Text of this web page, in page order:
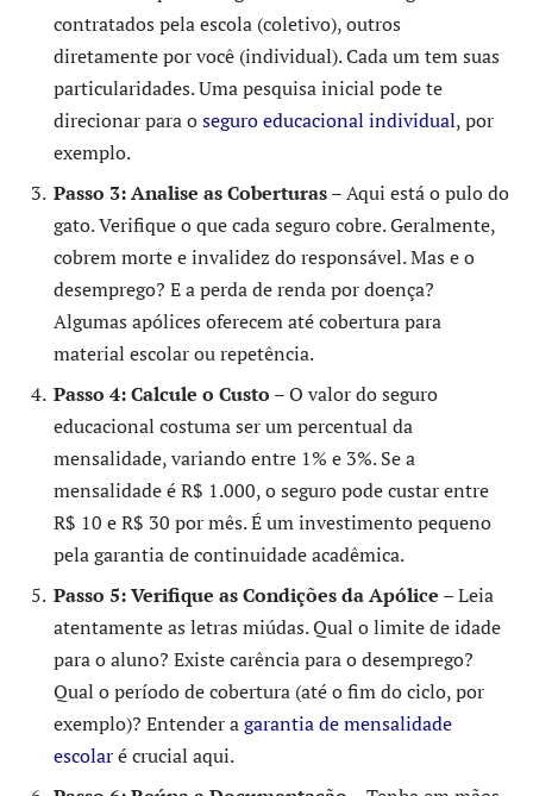
contratados pela escola (coletivo), outros
diretamente por você (individual). Cada um tem suas
particularidades. Uma pesquisa inicial pode te
direcionar para oseguro educacional individual, por
exemplo.
Passo 3: Analise as Coberturas– Aqui está o pulo do
gato. Verifique o que cada seguro cobre. Geralmente,
cobrem morte e invalidez do responsável. Mas e o
desemprego? E a perda de renda por doença?
Algumas apólices oferecem até cobertura para
material escolar ou repetência.
Passo 4: Calcule o Custo – O valor do seguro
educacional costuma ser um percentual da
mensalidade, variando entre 1% e 3%. Se a
mensalidade é R$ 1.000, o seguro pode custar entre
R$ 10 e R$ 30 por mês. É um investimento pequeno
pela garantia de continuidade acadêmica.
Passo 5: Verifique as Condições da Apólice – Leia
atentamente as letras miúdas. Qual o limite de idade
para o aluno? Existe carência para o desemprego?
Qual o período de cobertura (até o fim do ciclo, por
exemplo)? Entender agarantia de mensalidade
escolaré crucial aqui.